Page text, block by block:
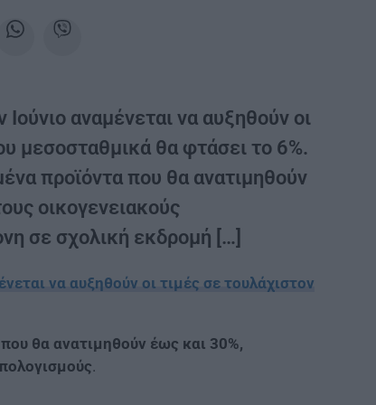
αναμένεται να αυξηθούν οι
μεσοσταθμικά θα φτάσει το 6%.
προϊόντα που θα ανατιμηθούν
οικογενειακούς
σε σχολική εκδρομή […]
να αυξηθούν οι τιμές σε τουλάχιστον
που θα ανατιμηθούν έως και 30%,
.